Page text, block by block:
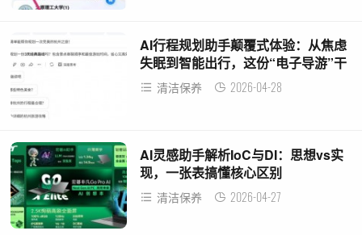
AI行程规划助手颠覆式体验：从焦虑
失眠到智能出行，这份“电子导游”干
货请收好
清洁保养 2026-04-28
AI灵感助手解析IoC与DI：思想vs实
现，一张表搞懂核心区别
清洁保养 2026-04-27